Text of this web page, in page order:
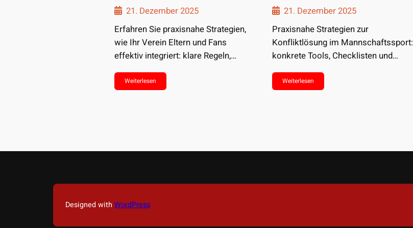
21. Dezember 2025
Erfahren Sie praxisnahe Strategien,
wie Ihr Verein Eltern und Fans
effektiv integriert: klare Regeln,
Weiterlesen
21. Dezember 2025
Praxisnahe Strategien zur
Konfliktlösung im Mannschaftssport:
konkrete Tools, Checklisten und
Weiterlesen
Designed with WordPress